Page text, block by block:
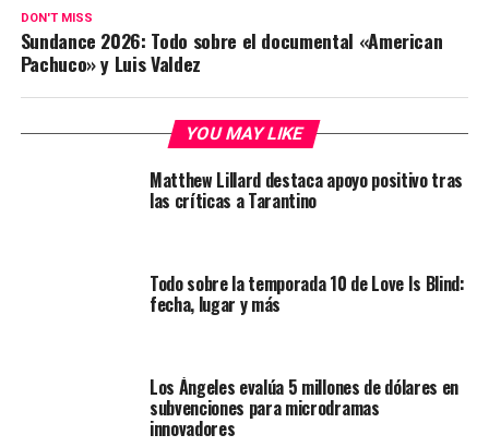
DON'T MISS
Sundance 2026: Todo sobre el documental «American
Pachuco» y Luis Valdez
YOU MAY LIKE
Matthew Lillard destaca apoyo positivo tras
las críticas a Tarantino
Todo sobre la temporada 10 de Love Is Blind:
fecha, lugar y más
Los Ángeles evalúa 5 millones de dólares en
subvenciones para microdramas
innovadores